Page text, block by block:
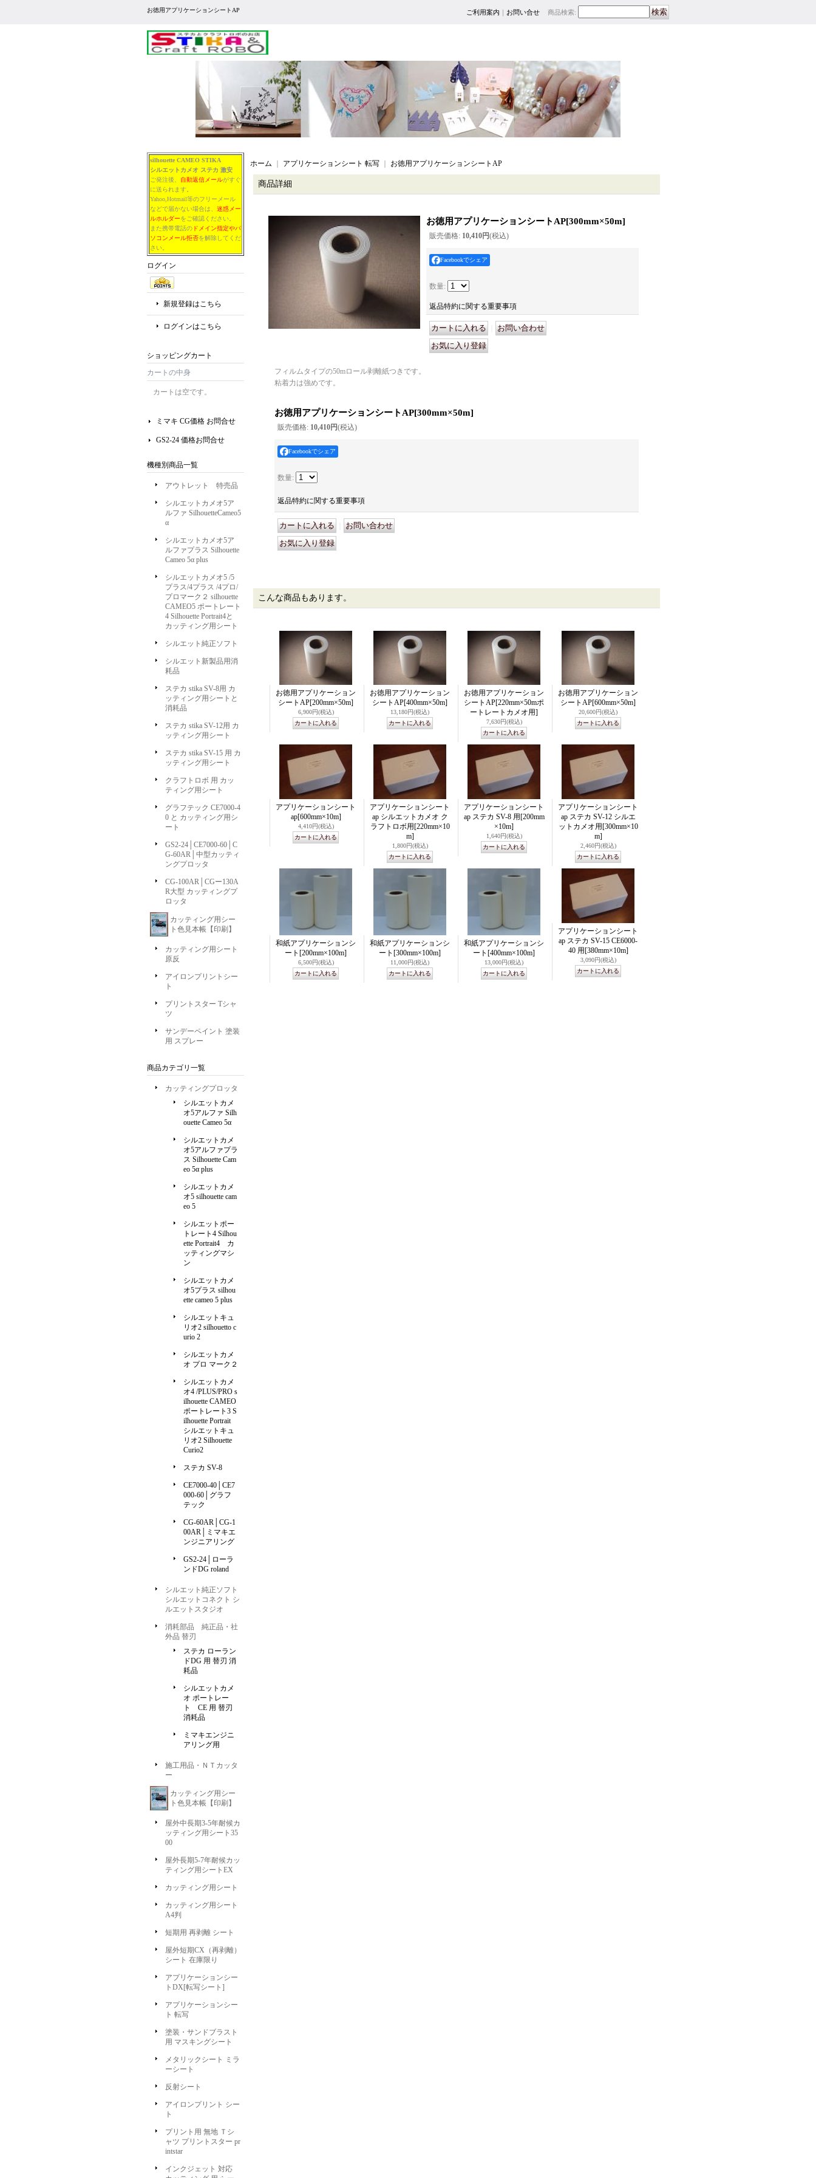
お徳用アプリケーションシートAP ご利用案内 ｜ お問い合せ 商品検索:
silhouette CAMEO STIKA
シルエットカメオ ステカ 激安
ご発注後、 自動返信メールがすぐ
に送られます。
Yahoo,Hotmail等のフリーメール
などで届かない場合は、 迷惑メー
ルホルダーをご確認ください。
また携帯電話の ドメイン指定やパ
ソコンメール拒否を解除してくだ
さい。
ログイン
新規登録はこちら
ログインはこちら
ショッピングカート
カートの中身
カートは空です。
ミマキ CG価格 お問合せ
GS2-24 価格お問合せ
機種別商品一覧
アウトレット 特売品
シルエットカメオ5ア
ルファ SilhouetteCameo5
α
シルエットカメオ5ア
ルファプラス Silhouette
Cameo 5α plus
シルエットカメオ5 /5
プラス/4プラス /4プロ/
プロマーク２ silhouette
CAMEO5 ポートレート
4 Silhouette Portrait4と
カッティング用シート
シルエット純正ソフト
シルエット新製品用消
耗品
ステカ stika SV-8用 カ
ッティング用シートと
消耗品
ステカ stika SV-12用 カ
ッティング用シート
ステカ stika SV-15 用 カ
ッティング用シート
クラフトロボ 用 カッ
ティング用シート
グラフテック CE7000-4
0 と カッティング用シ
ート
GS2-24│CE7000-60│C
G-60AR│中型カッティ
ングプロッタ
CG-100AR│CGー130A
R大型 カッティングプ
ロッタ
カッティング用シー
ト色見本帳【印刷】
カッティング用シート
原反
アイロンプリントシー
ト
プリントスター Tシャ
ツ
サンデーペイント 塗装
用 スプレー
商品カテゴリ一覧
カッティングプロッタ
シルエットカメ
オ5アルファ Silh
ouette Cameo 5α
シルエットカメ
オ5アルファプラ
ス Silhouette Cam
eo 5α plus
シルエットカメ
オ5 silhouette cam
eo 5
シルエットポー
トレート4 Silhou
ette Portrait4 カ
ッティングマシ
ン
シルエットカメ
オ5プラス silhou
ette cameo 5 plus
シルエットキュ
リオ2 silhouetto c
urio 2
シルエットカメ
オ プロ マーク２
シルエットカメ
オ4 /PLUS/PRO s
ilhouette CAMEO
ポートレート3 S
ilhouette Portrait
シルエットキュ
リオ2 Silhouette
Curio2
ステカ SV-8
CE7000-40│CE7
000-60│グラフ
テック
CG-60AR│CG-1
00AR│ミマキエ
ンジニアリング
GS2-24│ローラ
ンドDG roland
シルエット純正ソフト
シルエットコネクト シ
ルエットスタジオ
消耗部品 純正品・社
外品 替刃
ステカ ローラン
ドDG 用 替刃 消
耗品
シルエットカメ
オ ポートレー
ト CE 用 替刃
消耗品
ミマキエンジニ
アリング用
施工用品・ＮＴカッタ
ー
カッティング用シー
ト色見本帳【印刷】
屋外中長期3-5年耐候カ
ッティング用シート35
00
屋外長期5-7年耐候カッ
ティング用シートEX
カッティング用シート
カッティング用シート
A4判
短期用 再剥離 シート
屋外短期CX（再剥離）
シート 在庫限り
アプリケーションシー
トDX[転写シート]
アプリケーションシー
ト 転写
塗装・サンドブラスト
用 マスキングシート
メタリックシート ミラ
ーシート
反射シート
アイロンプリント シー
ト
プリント用 無地 Ｔシ
ャツ プリントスター pr
intstar
インクジェット 対応
ホーム アプリケーションシート 転写 お徳用アプリケーションシートAP
商品詳細
お徳用アプリケーションシートAP[300mm×50m]
販売価格: 10,410円(税込)
Facebookでシェア
数量:
返品特約に関する重要事項
フィルムタイプの50mロール剥離紙つきです。
粘着力は強めです。
お徳用アプリケーションシートAP[300mm×50m]
販売価格: 10,410円(税込)
Facebookでシェア
数量:
返品特約に関する重要事項
こんな商品もあります。
お徳用アプリケーション
シートAP[200mm×50m]
6,900円(税込)
お徳用アプリケーション
シートAP[400mm×50m]
13,180円(税込)
お徳用アプリケーション
シートAP[220mm×50mポ
ートレートカメオ用]
7,630円(税込)
お徳用アプリケーション
シートAP[600mm×50m]
20,600円(税込)
アプリケーションシート
ap[600mm×10m]
4,410円(税込)
アプリケーションシート
ap シルエットカメオ ク
ラフトロボ用 [220mm×10
m]
1,800円(税込)
アプリケーションシート
ap ステカ SV-8 用 [200mm
×10m]
1,640円(税込)
アプリケーションシート
ap ステカ SV-12 シルエ
ットカメオ用 [300mm×10
m]
2,460円(税込)
和紙アプリケーションシ
ート [200mm×100m]
6,500円(税込)
和紙アプリケーションシ
ート [300mm×100m]
11,000円(税込)
和紙アプリケーションシ
ート [400mm×100m]
13,000円(税込)
アプリケーションシート
ap ステカ SV-15 CE6000-
40 用 [380mm×10m]
3,090円(税込)